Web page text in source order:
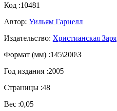
Код :10481
Автор: Уильям Гарнелл
Издательство: Христианская Заря
Формат (мм) :145\200\3
Год издания :2005
Страницы :48
Вес :0,05